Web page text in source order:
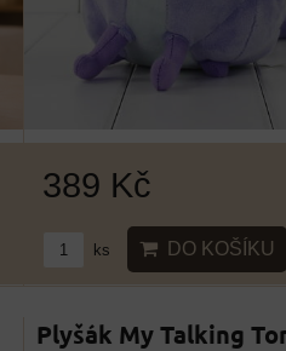
389 Kč
ks DO KOŠÍKU
Plyšák My Talking